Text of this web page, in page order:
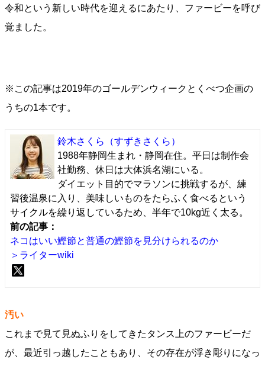
令和という新しい時代を迎えるにあたり、ファービーを呼び
覚ました。
※この記事は2019年のゴールデンウィークとくべつ企画の
うちの1本です。
鈴木さくら
（すずきさくら）
1988年静岡生まれ・静岡在住。平日は制作会
社勤務、休日は大体浜名湖にいる。
ダイエット目的でマラソンに挑戦するが、練
習後温泉に入り、美味しいものをたらふく食べるという
サイクルを繰り返しているため、半年で10kg近く太る。
前の記事：
ネコはいい鰹節と普通の鰹節を見分けられるのか
＞ライターwiki
汚い
これまで見て見ぬふりをしてきたタンス上のファービーだ
が、最近引っ越したこともあり、その存在が浮き彫りになっ